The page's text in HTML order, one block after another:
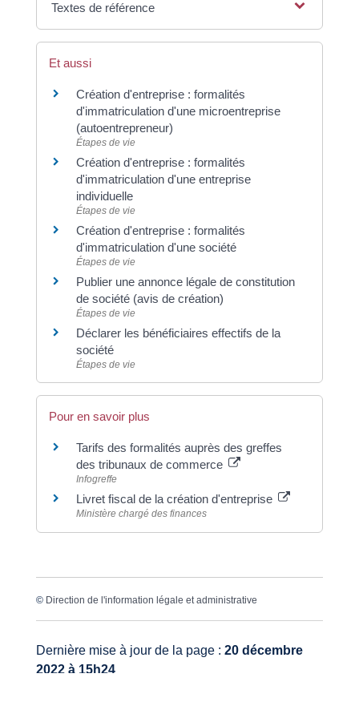
Textes de référence
Et aussi
Création d'entreprise : formalités
d'immatriculation d'une microentreprise
(autoentrepreneur)
Étapes de vie
Création d'entreprise : formalités
d'immatriculation d'une entreprise
individuelle
Étapes de vie
Création d'entreprise : formalités
d'immatriculation d'une société
Étapes de vie
Publier une annonce légale de constitution
de société (avis de création)
Étapes de vie
Déclarer les bénéficiaires effectifs de la
société
Étapes de vie
Pour en savoir plus
Tarifs des formalités auprès des greffes
des tribunaux de commerce
Infogreffe
Livret fiscal de la création d'entreprise
Ministère chargé des finances
© Direction de l'information légale et administrative
Dernière mise à jour de la page : 20 décembre
2022 à 15h24